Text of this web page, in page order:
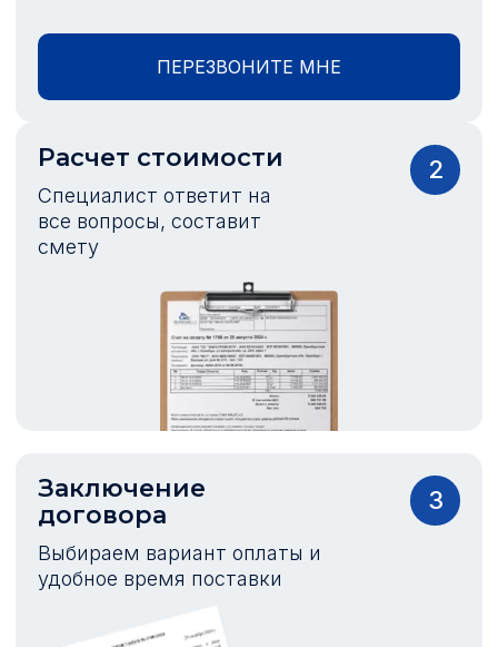
ПЕРЕЗВОНИТЕ МНЕ
Расчет стоимости
Специалист ответит на
все вопросы, составит
смету
2
Заключение
договора
Выбираем вариант оплаты и
удобное время поставки
3